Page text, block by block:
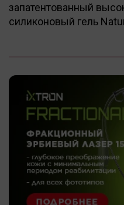
запатентованный
силиконовый гель